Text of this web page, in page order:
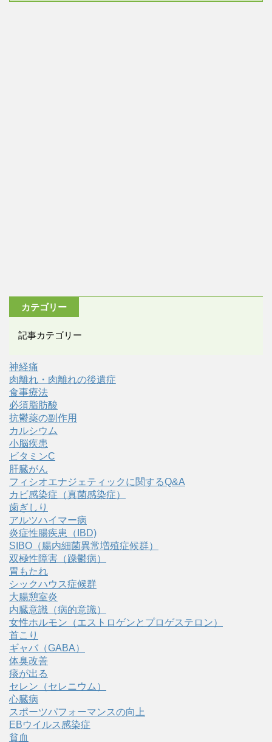
カテゴリー
記事カテゴリー
神経痛
肉離れ・肉離れの後遺症
食事療法
必須脂肪酸
抗鬱薬の副作用
カルシウム
小脳疾患
ビタミンC
肝臓がん
フィシオエナジェティックに関するQ&A
カビ感染症（真菌感染症）
歯ぎしり
アルツハイマー病
炎症性腸疾患（IBD)
SIBO（腸内細菌異常増殖症候群）
双極性障害（躁鬱病）
胃もたれ
シックハウス症候群
大腸憩室炎
内臓意識（病的意識）
女性ホルモン（エストロゲンとプロゲステロン）
首こり
ギャバ（GABA）
体臭改善
痰が出る
セレン（セレニウム）
心臓病
スポーツパフォーマンスの向上
EBウイルス感染症
貧血